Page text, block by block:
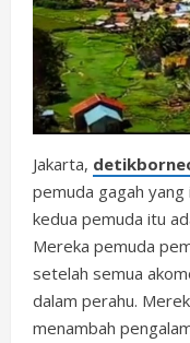
Jakarta,
pemuda gagah yang
kedua pemuda itu
Mereka pemuda
setelah semua
dalam perahu.
menambah